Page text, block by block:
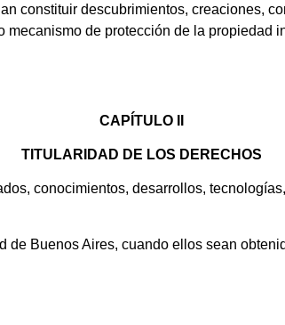
constituir descubrimientos, creaciones,
de protección de la propiedad
CAPÍTULO II
TITULARIDAD DE LOS DERECHOS
conocimientos, desarrollos,
Buenos Aires, cuando ellos sean